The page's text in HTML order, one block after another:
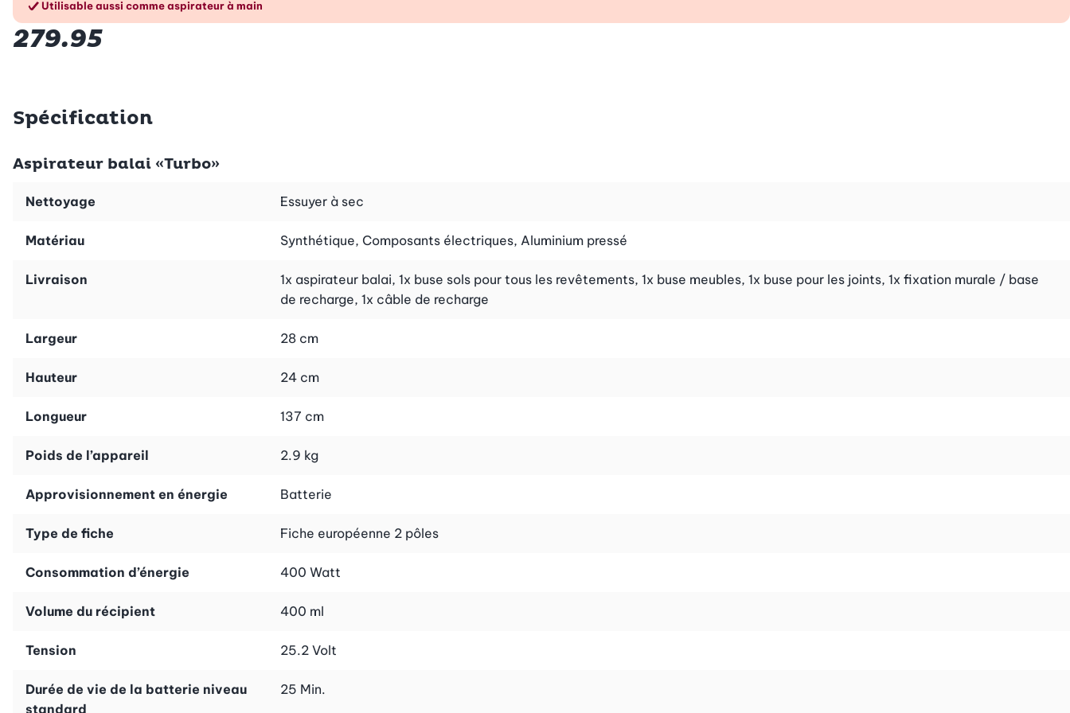
Utilisable aussi comme aspirateur à main
279.95
Spécification
Aspirateur balai «Turbo»
Nettoyage Essuyer à sec
Matériau Synthétique, Composants électriques, Aluminium pressé
Livraison
1x aspirateur balai, 1x buse sols pour tous les revêtements, 1x buse meubles, 1x buse pour les joints, 1x fixation murale / base
de recharge, 1x câble de recharge
Largeur 28 cm
Hauteur 24 cm
Longueur 137 cm
Poids de l’appareil 2.9 kg
Approvisionnement en énergie Batterie
Type de fiche Fiche européenne 2 pôles
Consommation d’énergie 400 Watt
Volume du récipient 400 ml
Tension 25.2 Volt
Durée de vie de la batterie niveau
standard
25 Min.